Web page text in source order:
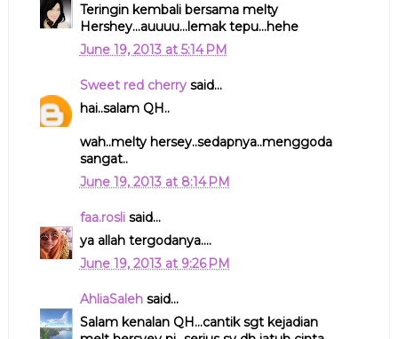
Teringin kembali bersama melty
Hershey...auuuu...lemak tepu...hehe
June 19, 2013 at 5:14 PM
Sweet red cherrysaid...
hai..salam QH..
wah..melty hersey..sedapnya..menggoda
sangat..
June 19, 2013 at 8:14 PM
faa.roslisaid...
ya allah tergodanya....
June 19, 2013 at 9:26 PM
AhliaSalehsaid...
Salam kenalan QH...cantik sgt kejadian